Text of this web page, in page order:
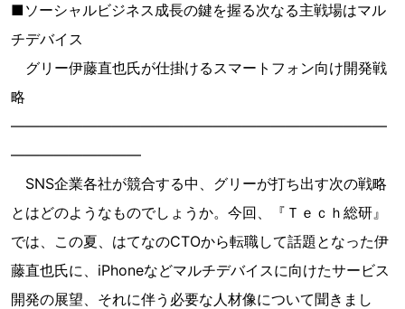
■ソーシャルビジネス成長の鍵を握る次なる主戦場はマル
チデバイス
グリー伊藤直也氏が仕掛けるスマートフォン向け開発戦
略
――――――――――――――――――――――――――
―――――――――
SNS企業各社が競合する中、グリーが打ち出す次の戦略
とはどのようなものでしょうか。今回、『Ｔｅｃｈ総研』
では、この夏、はてなのCTOから転職して話題となった伊
藤直也氏に、iPhoneなどマルチデバイスに向けたサービス
開発の展望、それに伴う必要な人材像について聞きまし